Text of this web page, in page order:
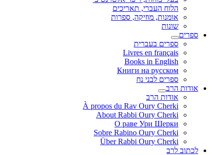
הלוח העברי, תאריכים
אומנות, מוזיקה, ספרות
שונות
ספרים
ספרים בעברית
Livres en français
Books in English
Книги на русском
ספרים לבני נח
אודות הרב
אודות הרב
À propos du Rav Oury Cherki
About Rabbi Oury Cherki
О раве Ури Шерки
Sobre Rabino Oury Cherki
Über Rabbi Oury Cherki
לכתוב לרב